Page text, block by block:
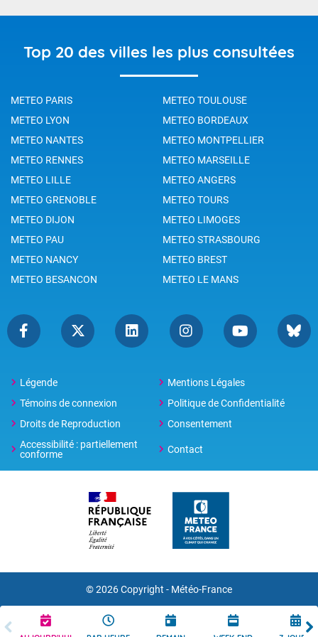
Top 20 des villes les plus consultées
METEO PARIS
METEO TOULOUSE
METEO LYON
METEO BORDEAUX
METEO NANTES
METEO MONTPELLIER
METEO RENNES
METEO MARSEILLE
METEO LILLE
METEO ANGERS
METEO GRENOBLE
METEO TOURS
METEO DIJON
METEO LIMOGES
METEO PAU
METEO STRASBOURG
METEO NANCY
METEO BREST
METEO BESANCON
METEO LE MANS
Légende
Mentions Légales
Témoins de connexion
Politique de Confidentialité
Droits de Reproduction
Consentement
Accessibilité : partiellement
conforme
Contact
© 2026 Copyright - Météo-France